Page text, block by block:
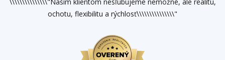
ochotu, flexibilitu a rýchlosť\\\\\\\\\\\\\\\"